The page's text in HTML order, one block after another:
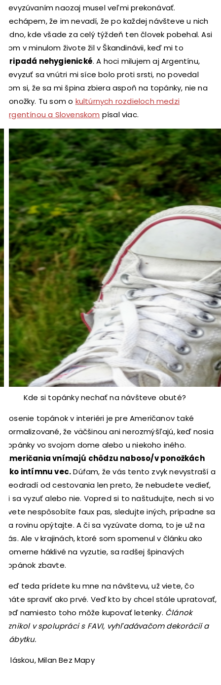
nevyzúvaním naozaj musel veľmi prekonávať.
Nechápem, že im nevadí, že po každej návšteve u nich
vidno, kde všade za celý týždeň ten človek pobehal. Asi
som v minulom živote žil v Škandinávii, keď mi to
pripadá nehygienické. A hoci milujem aj Argentínu,
nevyzuť sa vnútri mi síce bolo proti srsti, no povedal
som si, že sa mi špina zbiera aspoň na topánky, nie na
ponožky. Tu som o kultúrnych rozdieloch medzi
Argentínou a Slovenskom písal viac.
Kde si topánky nechať na návšteve obuté?
Nosenie topánok v interiéri je pre Američanov také
normalizované, že väčšinou ani nerozmýšľajú, keď nosia
topánky vo svojom dome alebo u niekoho iného.
Američania vnímajú chôdzu naboso/v ponožkách
ako intímnu vec.Dúfam, že vás tento zvyk nevystraší a
neodradí od cestovania len preto, že nebudete vedieť,
či sa vyzuť alebo nie. Vopred si to naštudujte, nech si vo
svete nespôsobíte faux pas, sledujte iných, prípadne sa
na rovinu opýtajte. A či sa vyzúvate doma, to je už na
vás. Ale v krajinách, ktoré som spomenul v článku ako
pomerne háklivé na vyzutie, sa radšej špinavých
topánok zbavte.
Keď teda prídete ku mne na návštevu, už viete, čo
máte spraviť ako prvé. Veď kto by chcel stále upratovať,
keď namiesto toho môže kupovať letenky. Článok
vznikol v spolupráci s FAVI, vyhľadávačom dekorácií a
nábytku.
S láskou, Milan Bez Mapy